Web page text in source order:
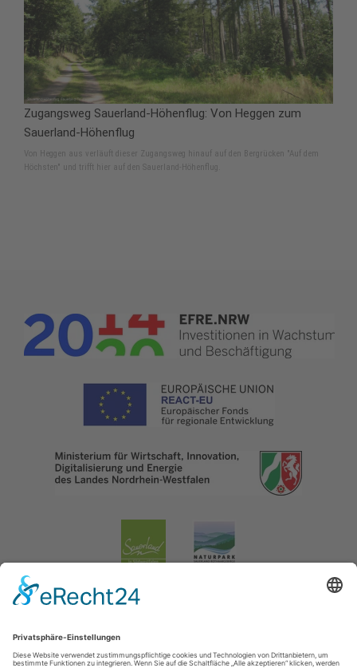
Zugangsweg Sauerland-Höhenflug: Von Heggen zum
Sauerland-Höhenflug
Von Heggen aus verläuft dieser Zugangsweg hinauf auf den Bergrücken "Auf dem
Höchsten" und trifft hier auf den Sauerland-Höhenflug.